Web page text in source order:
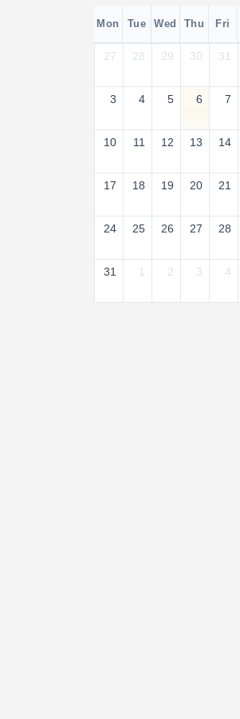
Mon Tue Wed Thu Fri
27 28 29 30 31
3 4 5 6 7
10 11 12 13 14
17 18 19 20 21
24 25 26 27 28
31 1 2 3 4